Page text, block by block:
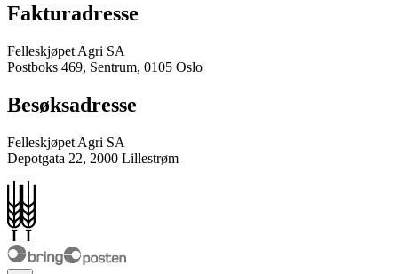
Fakturadresse
Felleskjøpet Agri SA
Postboks 469, Sentrum, 0105 Oslo
Besøksadresse
Felleskjøpet Agri SA
Depotgata 22, 2000 Lillestrøm